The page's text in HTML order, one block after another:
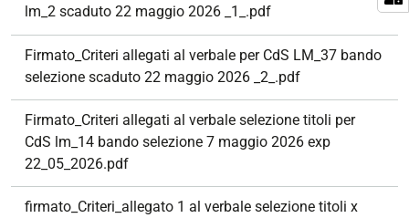
lm_2 scaduto 22 maggio 2026 _1_.pdf
Firmato_Criteri allegati al verbale per CdS LM_37 bando
selezione scaduto 22 maggio 2026 _2_.pdf
Firmato_Criteri allegati al verbale selezione titoli per
CdS lm_14 bando selezione 7 maggio 2026 exp
22_05_2026.pdf
firmato_Criteri_allegato 1 al verbale selezione titoli x